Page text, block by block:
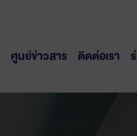
ศูนย์ข่าวสาร ติดต่อเรา